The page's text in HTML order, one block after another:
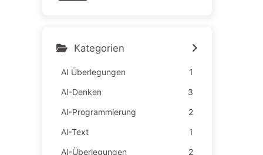
Kategorien
AI Überlegungen
1
AI-Denken
3
AI-Programmierung
2
AI-Text
1
AI-Überlegungen
2